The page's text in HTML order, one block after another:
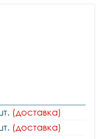
(доставка)
(доставка)